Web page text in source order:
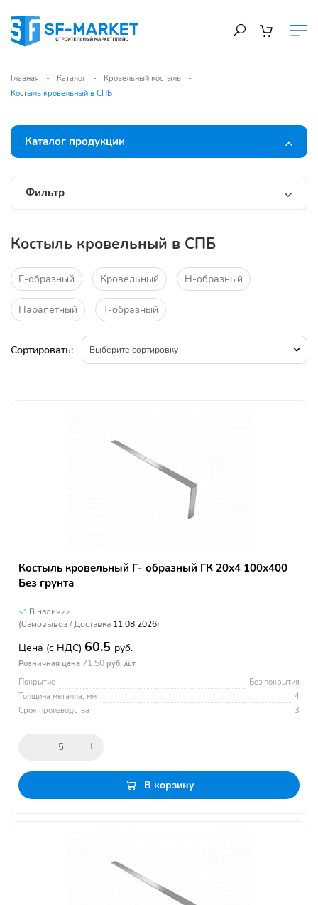
Главная Каталог
Кровельный костыль
Костыль кровельный в СПБ
Каталог продукции
Фильтр
Костыль кровельный в СПБ
Г-образный Кровельный Н-образный
Парапетный Т-образный
Сортировать: Выберите сортировку
Костыль кровельный Г- образный ГК 20х4 100х400
Без грунта
В наличии
(Самовывоз / Доставка 11.08.2026)
Цена (с НДС) 60.5 руб.
Розничная цена 71.50 руб. /шт
Покрытие
Без покрытия
Толщина металла, мм
4
Срок производства
3
В корзину